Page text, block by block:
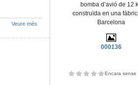
bomba d’avió de 12
construïda en una
Barcelona
000136
Encara sense
Veure més